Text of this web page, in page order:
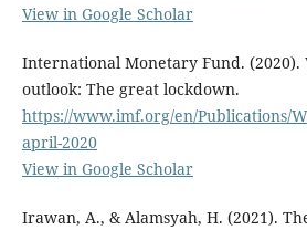
View in Google Scholar
International Monetary Fund. (2020).
outlook: The great lockdown.
https://www.imf.org/en/Publications/
april-2020
View in Google Scholar
Irawan, A., & Alamsyah, H. (2021).